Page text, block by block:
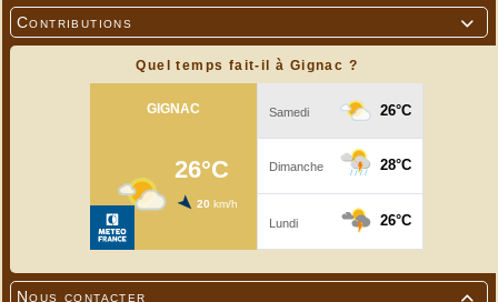

Contributions
Quel temps fait-il à Gignac ?

Nous contacter